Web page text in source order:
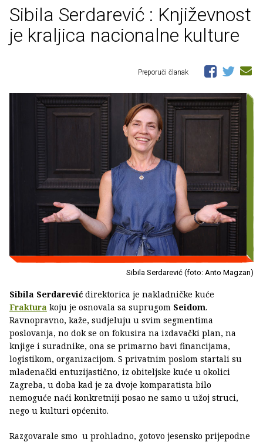
Sibila Serdarević : Književnost
je kraljica nacionalne kulture
Preporuči članak
Sibila Serdarević (foto: Anto Magzan)
Sibila Serdarević direktorica je nakladničke kuće
Fraktura koju je osnovala sa suprugom Seidom.
Ravnopravno, kaže, sudjeluju u svim segmentima
poslovanja, no dok se on fokusira na izdavački plan, na
knjige i suradnike, ona se primarno bavi financijama,
logistikom, organizacijom. S privatnim poslom startali su
mladenački entuzijastično, iz obiteljske kuće u okolici
Zagreba, u doba kad je za dvoje komparatista bilo
nemoguće naći konkretniji posao ne samo u užoj struci,
nego u kulturi općenito.
Razgovarale smo u prohladno, gotovo jesensko prijepodne